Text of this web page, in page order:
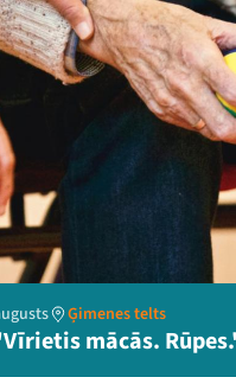
Arhīvs
Viņi bija LAMPĀ
Jaunumi
Ziedo
Kontakti
Ģimenes telts
mācās.